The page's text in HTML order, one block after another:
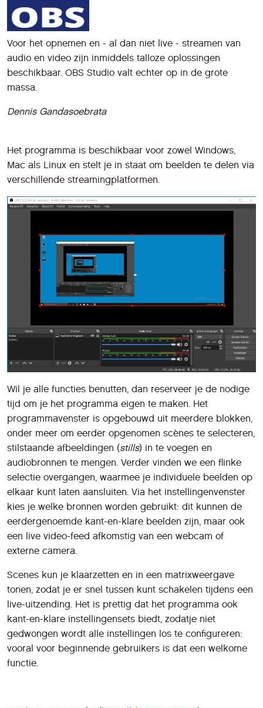
Voor het opnemen en - al dan niet live - streamen van
audio en video zijn inmiddels talloze oplossingen
beschikbaar. OBS Studio valt echter op in de grote
massa.
Dennis Gandasoebrata
Het programma is beschikbaar voor zowel Windows,
Mac als Linux en stelt je in staat om beelden te delen via
verschillende streamingplatformen.
Wil je alle functies benutten, dan reserveer je de nodige
tijd om je het programma eigen te maken. Het
programmavenster is opgebouwd uit meerdere blokken,
onder meer om eerder opgenomen scènes te selecteren,
stilstaande afbeeldingen (stills) in te voegen en
audiobronnen te mengen. Verder vinden we een flinke
selectie overgangen, waarmee je individuele beelden op
elkaar kunt laten aansluiten. Via het instellingenvenster
kies je welke bronnen worden gebruikt: dit kunnen de
eerdergenoemde kant-en-klare beelden zijn, maar ook
een live video-feed afkomstig van een webcam of
externe camera.
Scenes kun je klaarzetten en in een matrixweergave
tonen, zodat je er snel tussen kunt schakelen tijdens een
live-uitzending. Het is prettig dat het programma ook
kant-en-klare instellingensets biedt, zodatje niet
gedwongen wordt alle instellingen los te configureren:
vooral voor beginnende gebruikers is dat een welkome
functie.